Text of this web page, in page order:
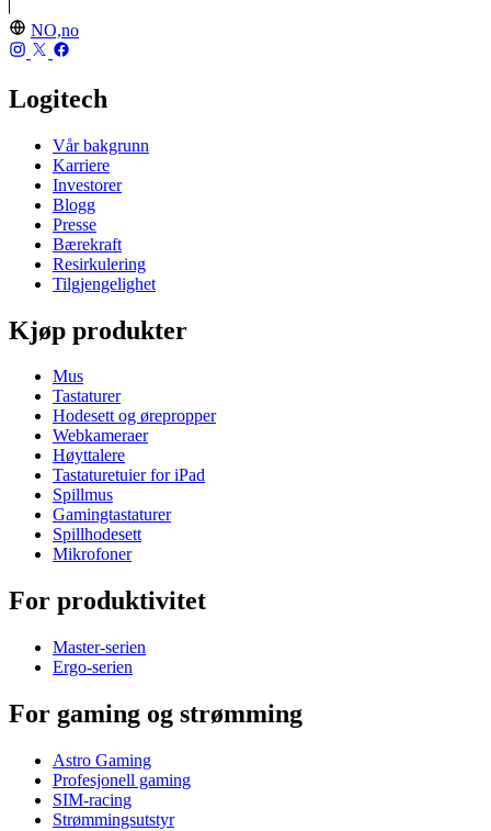
NO,no
Logitech
Vår bakgrunn
Karriere
Investorer
Blogg
Presse
Bærekraft
Resirkulering
Tilgjengelighet
Kjøp produkter
Mus
Tastaturer
Hodesett og ørepropper
Webkameraer
Høyttalere
Tastaturetuier for iPad
Spillmus
Gamingtastaturer
Spillhodesett
Mikrofoner
For produktivitet
Master-serien
Ergo-serien
For gaming og strømming
Astro Gaming
Profesjonell gaming
SIM-racing
Strømmingsutstyr